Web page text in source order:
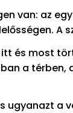
van: az
A
és most
a térben,
ugyanazt a